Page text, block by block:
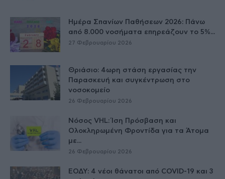
Ημέρα Σπανίων Παθήσεων 2026: Πάνω
από 8.000 νοσήματα επηρεάζουν το 5%...
27 Φεβρουαρίου 2026
Θριάσιο: 4ωρη στάση εργασίας την
Παρασκευή και συγκέντρωση στο
νοσοκομείο
26 Φεβρουαρίου 2026
Νόσος VHL: Ίση Πρόσβαση και
Ολοκληρωμένη Φροντίδα για τα Άτομα
με...
26 Φεβρουαρίου 2026
ΕΟΔΥ: 4 νέοι θάνατοι από COVID-19 και 3